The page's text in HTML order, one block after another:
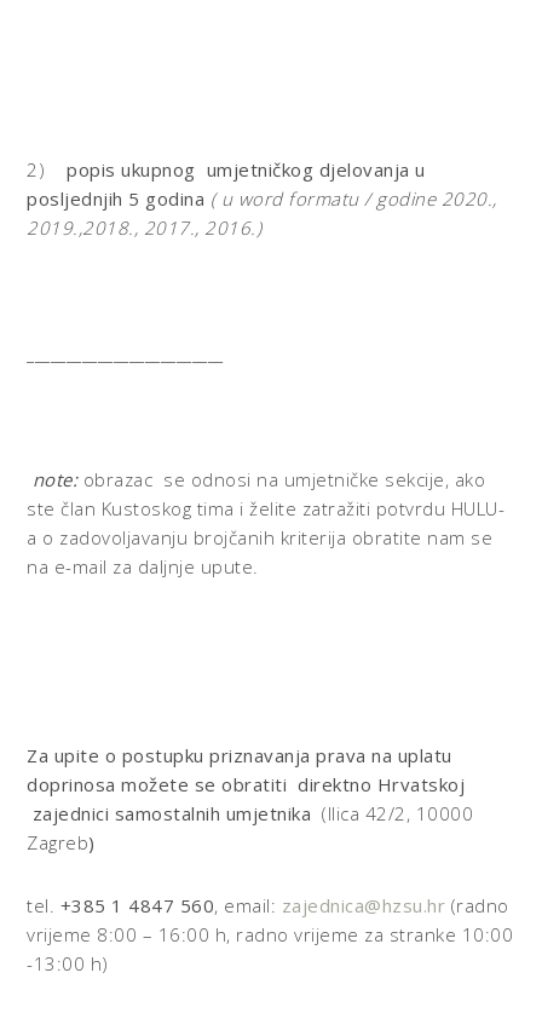
2)popis ukupnog umjetničkog djelovanja u
posljednjih 5 godina ( u word formatu / godine 2020.,
2019.,2018., 2017., 2016.)
note:obrazac se odnosi na umjetničke sekcije, ako
ste član Kustoskog tima i želite zatražiti potvrdu HULU-
a o zadovoljavanju brojčanih kriterija obratite nam se
na e-mail za daljnje upute.
Za upite o postupku priznavanja prava na uplatu
doprinosa možete se obratiti direktno Hrvatskoj
zajednici samostalnih umjetnika(Ilica 42/2, 10000
Zagreb)
tel. +385 1 4847 560, email: zajednica@hzsu.hr (radno
vrijeme 8:00 – 16:00 h, radno vrijeme za stranke 10:00
-13:00 h)